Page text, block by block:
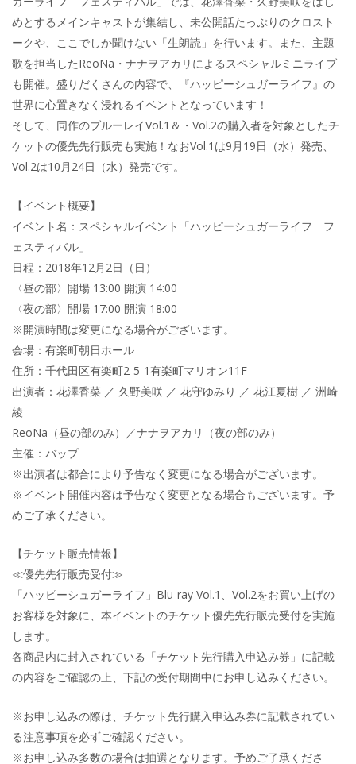
めとするメインキャストが集結し、未公開話たっぷりのクロスト
ークや、ここでしか聞けない「生朗読」を行います。また、主題
歌を担当したReoNa・ナナヲアカリによるスペシャルミニライブ
も開催。盛りだくさんの内容で、『ハッピーシュガーライフ』の
世界に心置きなく浸れるイベントとなっています！
そして、同作のブルーレイVol.1＆・Vol.2の購入者を対象としたチ
ケットの優先先行販売も実施！なおVol.1は9月19日（水）発売、
Vol.2は10月24日（水）発売です。
【イベント概要】
イベント名：スペシャルイベント「ハッピーシュガーライフ フ
ェスティバル」
日程：2018年12月2日（日）
〈昼の部〉開場 13:00 開演 14:00
〈夜の部〉開場 17:00 開演 18:00
※開演時間は変更になる場合がございます。
会場：有楽町朝日ホール
住所：千代田区有楽町2-5-1有楽町マリオン11F
出演者：花澤香菜 ／ 久野美咲 ／ 花守ゆみり ／ 花江夏樹 ／ 洲崎
綾
ReoNa（昼の部のみ）／ナナヲアカリ（夜の部のみ）
主催：バップ
※出演者は都合により予告なく変更になる場合がございます。
※イベント開催内容は予告なく変更となる場合もございます。予
めご了承ください。
【チケット販売情報】
≪優先先行販売受付≫
「ハッピーシュガーライフ」Blu-ray Vol.1、Vol.2をお買い上げの
お客様を対象に、本イベントのチケット優先先行販売受付を実施
します。
各商品内に封入されている「チケット先行購入申込み券」に記載
の内容をご確認の上、下記の受付期間中にお申し込みください。
※お申し込みの際は、チケット先行購入申込み券に記載されてい
る注意事項を必ずご確認ください。
※お申し込み多数の場合は抽選となります。予めご了承くださ